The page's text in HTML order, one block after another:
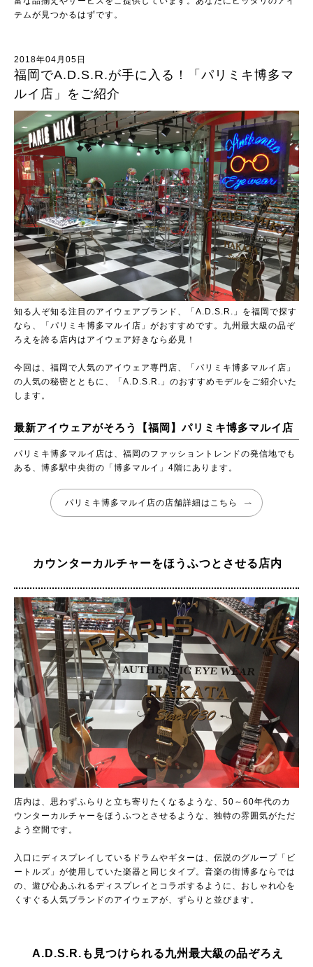
テムが見つかるはずです。
2018年04月05日
福岡でA.D.S.R.が手に入る！「パリミキ博多マ
ルイ店」をご紹介
知る人ぞ知る注目のアイウェアブランド、「A.D.S.R.」を福岡で探す
なら、「パリミキ博多マルイ店」がおすすめです。九州最大級の品ぞ
ろえを誇る店内はアイウェア好きなら必見！
今回は、福岡で人気のアイウェア専門店、「パリミキ博多マルイ店」
の人気の秘密とともに、「A.D.S.R.」のおすすめモデルをご紹介いた
します。
最新アイウェアがそろう【福岡】パリミキ博多マルイ店
パリミキ博多マルイ店は、福岡のファッショントレンドの発信地でも
ある、博多駅中央街の「博多マルイ」4階にあります。
パリミキ博多マルイ店の店舗詳細はこちら
カウンターカルチャーをほうふつとさせる店内
店内は、思わずふらりと立ち寄りたくなるような、50～60年代のカ
ウンターカルチャーをほうふつとさせるような、独特の雰囲気がただ
よう空間です。
入口にディスプレイしているドラムやギターは、伝説のグループ「ビ
ートルズ」が使用していた楽器と同じタイプ。音楽の街博多ならでは
の、遊び心あふれるディスプレイとコラボするように、おしゃれ心を
くすぐる人気ブランドのアイウェアが、ずらりと並びます。
A.D.S.R.も見つけられる九州最大級の品ぞろえ